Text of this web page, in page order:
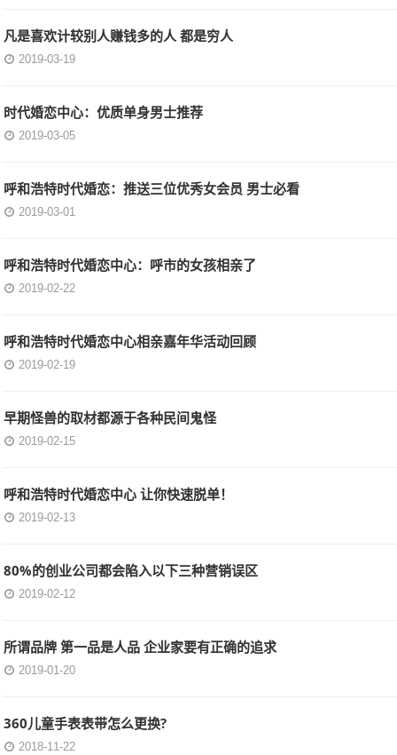
凡是喜欢计较别人赚钱多的人 都是穷人
2019-03-19
时代婚恋中心：优质单身男士推荐
2019-03-05
呼和浩特时代婚恋：推送三位优秀女会员 男士必看
2019-03-01
呼和浩特时代婚恋中心：呼市的女孩相亲了
2019-02-22
呼和浩特时代婚恋中心相亲嘉年华活动回顾
2019-02-19
早期怪兽的取材都源于各种民间鬼怪
2019-02-15
呼和浩特时代婚恋中心 让你快速脱单！
2019-02-13
80%的创业公司都会陷入以下三种营销误区
2019-02-12
所谓品牌 第一品是人品 企业家要有正确的追求
2019-01-20
360儿童手表表带怎么更换?
2018-11-22